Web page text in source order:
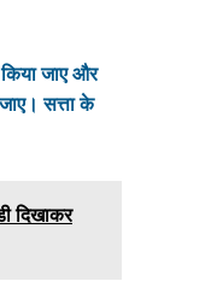
किया जाए और
सत्ता के
दिखाकर